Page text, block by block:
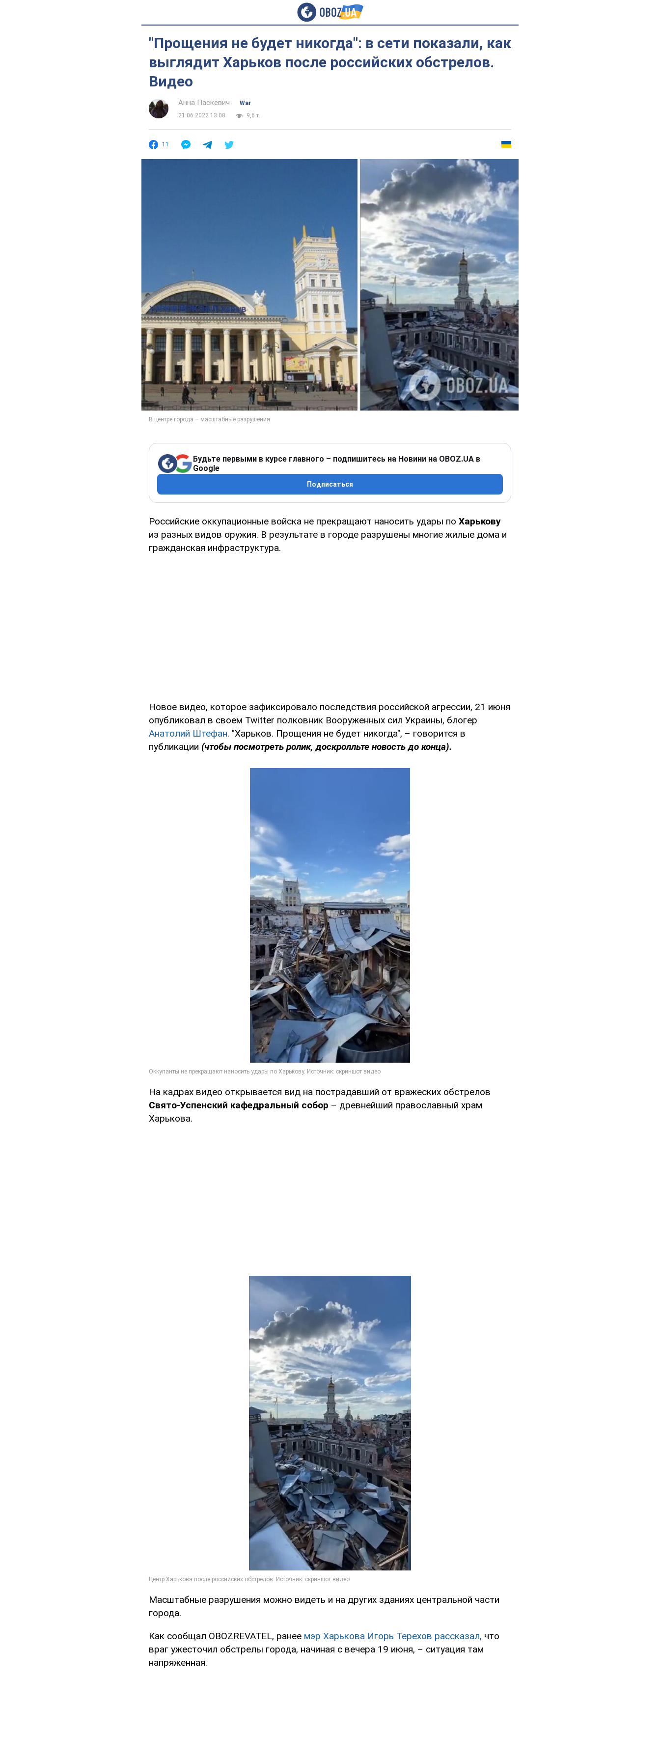
"Прощения не будет никогда": в сети показали, как
выглядит Харьков после российских обстрелов.
Видео
Анна Паскевич
War
21.06.2022 13:08
9,6 т.
11
Будьте первыми в курсе главного – подпишитесь на Новини на OBOZ.UA в
Google
Подписаться
Российские оккупационные войска не прекращают наносить удары по Харькову
из разных видов оружия. В результате в городе разрушены многие жилые дома и
гражданская инфраструктура.
Новое видео, которое зафиксировало последствия российской агрессии, 21 июня
опубликовал в своем Twitter полковник Вооруженных сил Украины, блогер
Анатолий Штефан. "Харьков. Прощения не будет никогда", – говорится в
публикации (чтобы посмотреть ролик, доскролльте новость до конца).
На кадрах видео открывается вид на пострадавший от вражеских обстрелов
Свято-Успенский кафедральный собор – древнейший православный храм
Харькова.
Масштабные разрушения можно видеть и на других зданиях центральной части
города.
Как сообщал OBOZREVATEL, ранее мэр Харькова Игорь Терехов рассказал, что
враг ужесточил обстрелы города, начиная с вечера 19 июня, – ситуация там
напряженная.